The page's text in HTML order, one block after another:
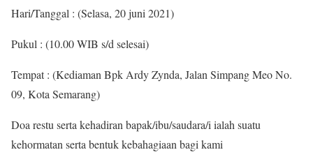
Hari/Tanggal : (Selasa, 20 juni 2021)
Pukul : (10.00 WIB s/d selesai)
Tempat : (Kediaman Bpk Ardy Zynda, Jalan Simpang Meo No.
09, Kota Semarang)
Doa restu serta kehadiran bapak/ibu/saudara/i ialah suatu
kehormatan serta bentuk kebahagiaan bagi kami